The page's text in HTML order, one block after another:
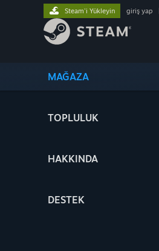
MAĞAZA
TOPLULUK
HAKKINDA
DESTEK
Steam'i Yükleyin giriş yap